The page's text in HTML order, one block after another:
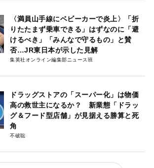
〈満員山手線にベビーカーで炎上〉「折
りたたまず乗車できる」はずなのに「避
けるべき」「みんなで守るもの」と賛
否…JR東日本が示した見解
集英社オンライン編集部ニュース班
ドラッグストアの「スーパー化」は物価
高の救世主になるか？ 新業態「ドラッ
グ＆フード型店舗」が見据える勝算と死
角
不破聡